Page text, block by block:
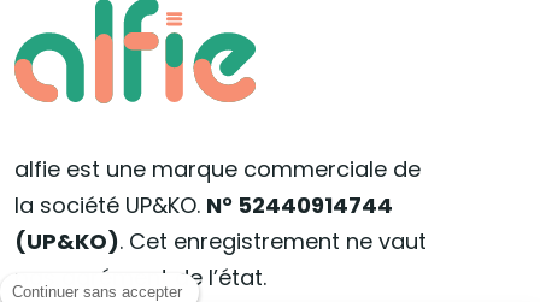
alfie est une marque commerciale de
la société UP&KO. N° 52440914744
(UP&KO). Cet enregistrement ne vaut
pas agrément de l’état.
Continuer sans accepter